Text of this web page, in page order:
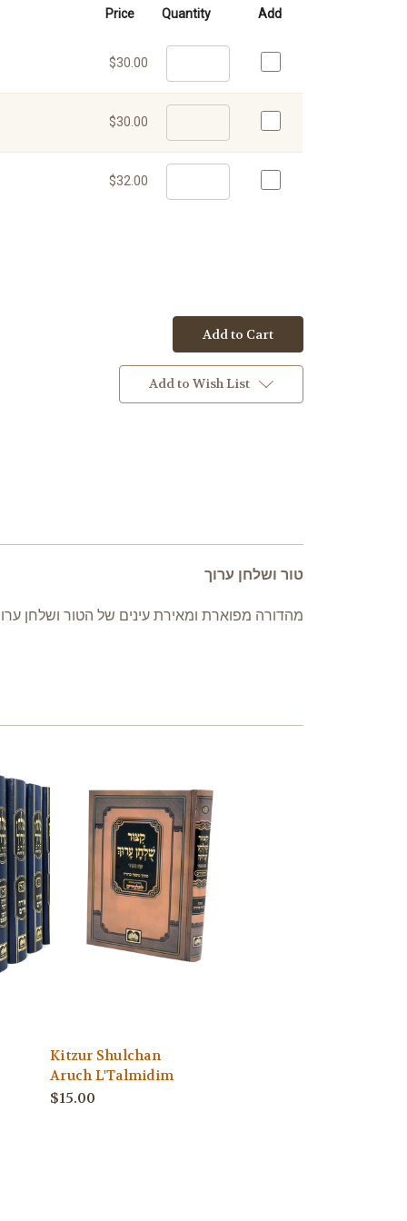
Price Quantity Add
$30.00
$30.00
$32.00
Add to Cart
Add to Wish List
טור ושלחן ערוך
מהדורה מפוארת ומאירת עינים של הטור ושלחן
Kitzur Shulchan
Aruch L'Talmidim
$15.00